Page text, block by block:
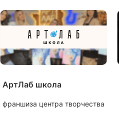
АртЛаб школа
франшиза центра творчества